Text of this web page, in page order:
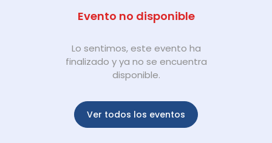
Evento no disponible
Lo sentimos, este evento ha
finalizado y ya no se encuentra
disponible.
Ver todos los eventos